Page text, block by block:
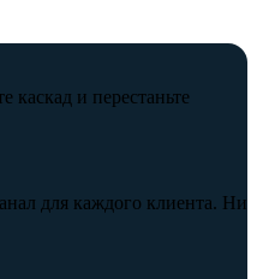
каскад и перестаньте
для каждого клиента. Ни